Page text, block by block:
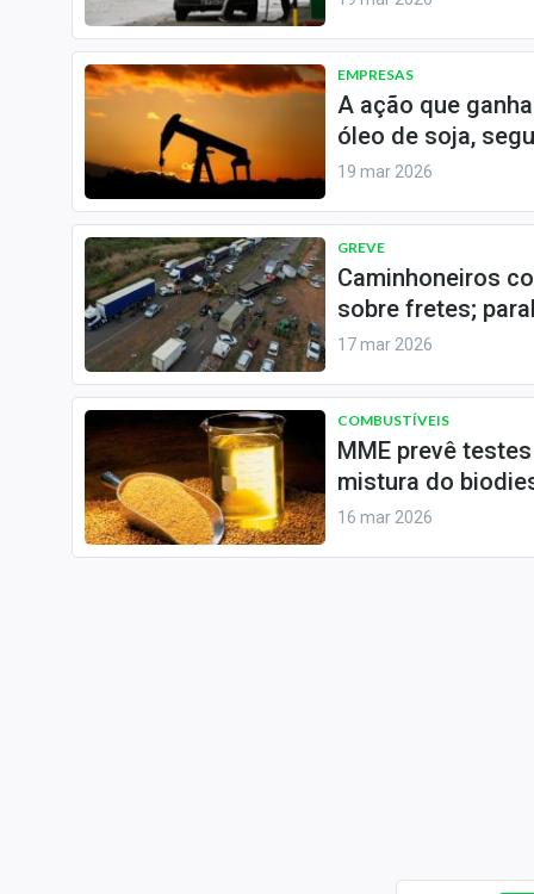
EMPRESAS
A ação que
óleo de soja,
19 mar 2026
GREVE
Caminhoneiros
sobre fretes;
17 mar 2026
COMBUSTÍVEIS
MME prevê
mistura do
16 mar 2026